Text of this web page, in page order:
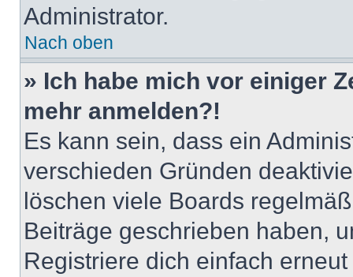
Administrator.
Nach oben
» Ich habe mich vor einiger
mehr anmelden?!
Es kann sein, dass ein
verschieden Gründen
löschen viele Boards
Beiträge geschrieben haben,
Registriere dich einfach